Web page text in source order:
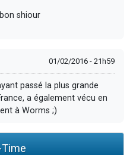
shiour
01/02/2016 - 21h59
passé la plus grande
a également vécu en
à Worms ;)